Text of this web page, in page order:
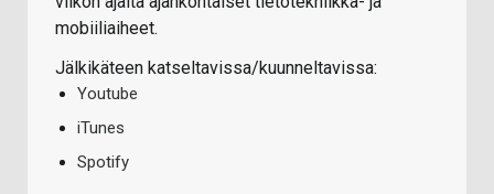
mobiiliaiheet.
Jälkikäteen katseltavissa/kuunneltavissa:
Youtube
iTunes
Spotify